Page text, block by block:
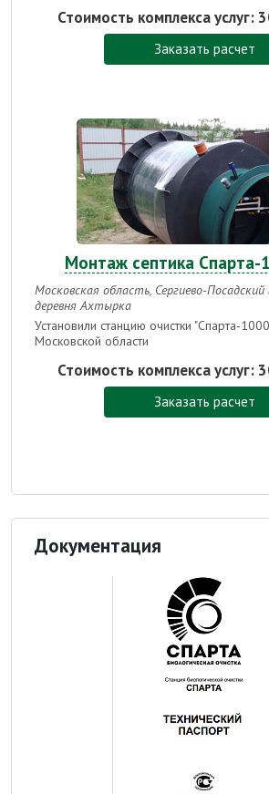
Стоимость комплекса услуг:
Заказать расчет
Монтаж септика Спарта-
Московская область, Сергиево-Посадский
деревня Ахтырка
Установили станцию очистки "Спарта-
Московской области
Стоимость комплекса услуг:
Заказать расчет
Документация